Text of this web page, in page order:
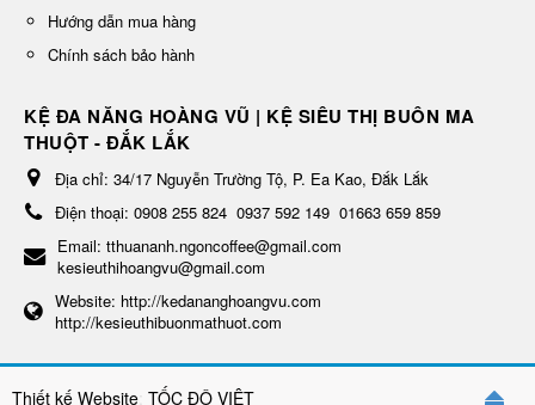
Hướng dẫn mua hàng
Chính sách bảo hành
KỆ ĐA NĂNG HOÀNG VŨ | KỆ SIÊU THỊ BUÔN MA
THUỘT - ĐẮK LẮK
Địa chỉ: 34/17 Nguyễn Trường Tộ, P. Ea Kao, Đắk Lắk
Điện thoại: 0908 255 824 0937 592 149 01663 659 859
Email: tthuananh.ngoncoffee@gmail.com
kesieuthihoangvu@gmail.com
Website: http://kedananghoangvu.com
http://kesieuthibuonmathuot.com
Thiết kế Website TỐC ĐỘ VIỆT